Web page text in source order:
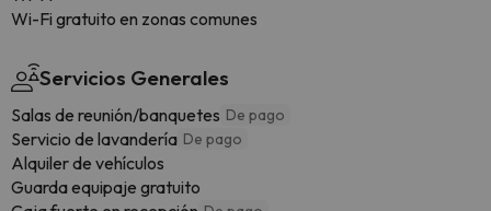
Wi-Fi gratuito en zonas comunes
Servicios Generales
Salas de reunión/banquetes De pago
Servicio de lavandería De pago
Alquiler de vehículos
Guarda equipaje gratuito